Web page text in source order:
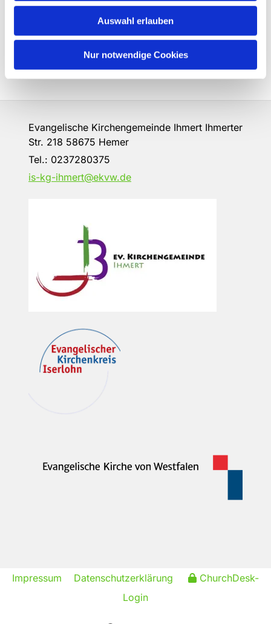
Auswahl erlauben
Nur notwendige Cookies
Evangelische Kirchengemeinde Ihmert Ihmerter
Str. 218 58675 Hemer
Tel.: 0237280375
is-kg-ihmert@ekvw.de
Impressum Datenschutzerklärung
ChurchDesk-
Login